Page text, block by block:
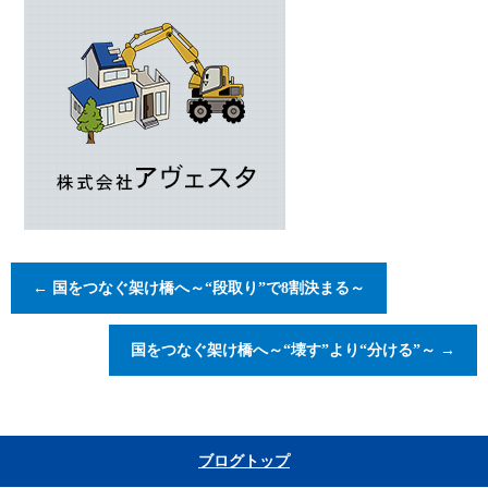
← 国をつなぐ架け橋へ～“段取り”で8割決まる～
国をつなぐ架け橋へ～“壊す”より“分ける”～ →
ブログトップ